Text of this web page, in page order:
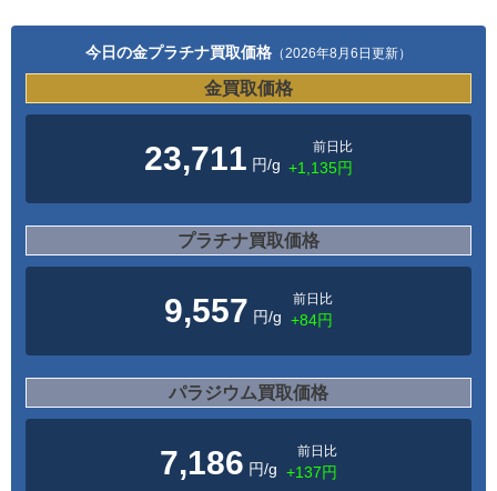
今日の金プラチナ買取価格 （2026年8月6日更新）
金買取価格
23,711 円/g
前日比
+1,135円
プラチナ買取価格
9,557 円/g
前日比
+84円
パラジウム買取価格
7,186 円/g
前日比
+137円